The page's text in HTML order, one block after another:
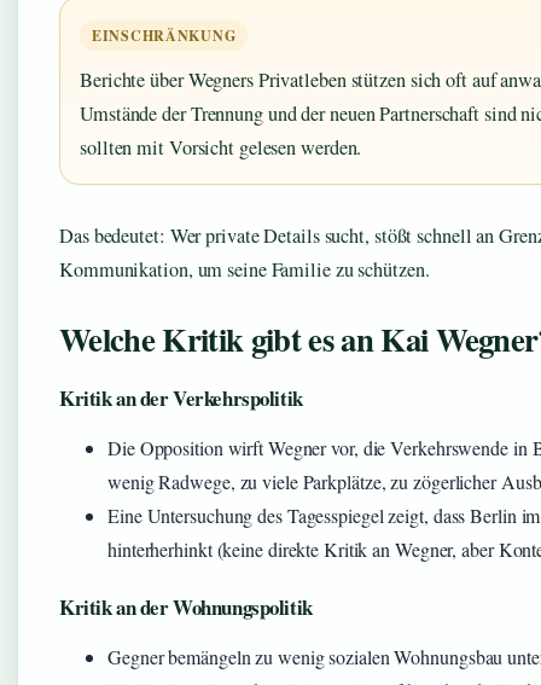
EINSCHRÄNKUNG
Berichte über Wegners Privatleben stützen sich oft auf
Umstände der Trennung und der neuen Partnerschaft sind
sollten mit Vorsicht gelesen werden.
Das bedeutet: Wer private Details sucht, stößt schnell an
Kommunikation, um seine Familie zu schützen.
Welche Kritik gibt es an Kai
Kritik an der Verkehrspolitik
Die Opposition wirft Wegner vor, die Verkehrswende in
wenig Radwege, zu viele Parkplätze, zu zögerlicher
Eine Untersuchung des Tagesspiegel zeigt, dass Berlin
hinterherhinkt (keine direkte Kritik an Wegner, aber
Kritik an der Wohnungspolitik
Gegner bemängeln zu wenig sozialen Wohnungsbau